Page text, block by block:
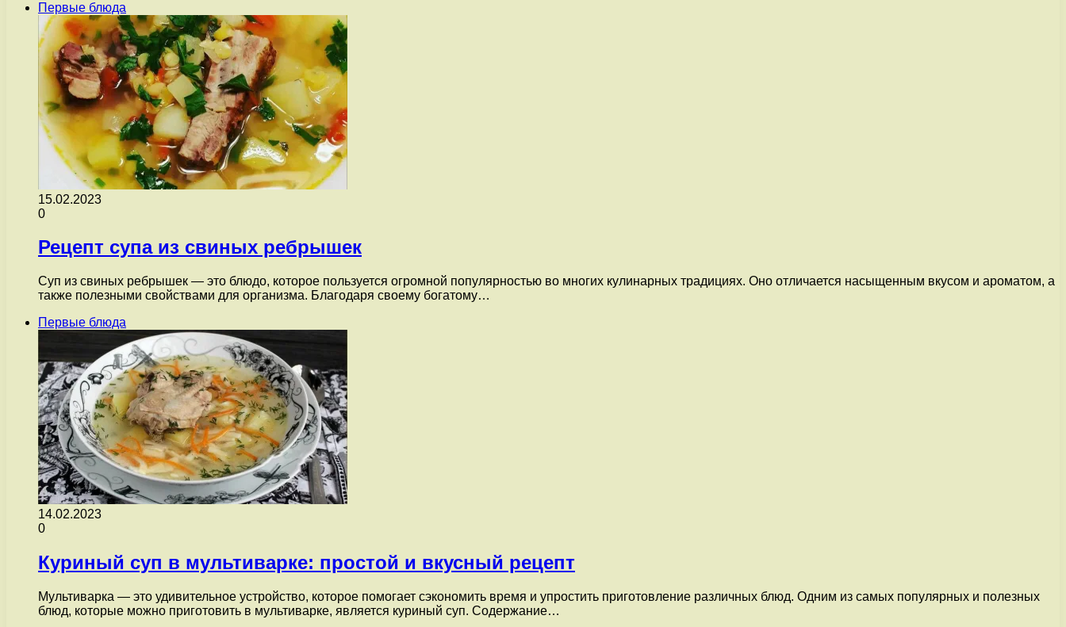
Первые блюда
15.02.2023
0
Рецепт супа из свиных ребрышек
Суп из свиных ребрышек — это блюдо, которое пользуется огромной популярностью во многих кулинарных традициях. Оно отличается насыщенным вкусом и ароматом, а
также полезными свойствами для организма. Благодаря своему богатому…
Первые блюда
14.02.2023
0
Куриный суп в мультиварке: простой и вкусный рецепт
Мультиварка — это удивительное устройство, которое помогает сэкономить время и упростить приготовление различных блюд. Одним из самых популярных и полезных
блюд, которые можно приготовить в мультиварке, является куриный суп. Содержание…